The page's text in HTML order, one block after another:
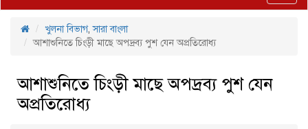
খুলনা বিভাগ,সারা বাংলা
আশাশুনিতে চিংড়ী মাছে অপদ্রব্য পুশ যেন অপ্রতিরোধ্য
আশাশুনিতে চিংড়ী মাছে অপদ্রব্য পুশ যেন
অপ্রতিরোধ্য